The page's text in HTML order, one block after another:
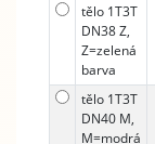
tělo 1T3T
DN38 Z,
Z=zelená
barva
tělo 1T3T
DN40 M,
M=modrá